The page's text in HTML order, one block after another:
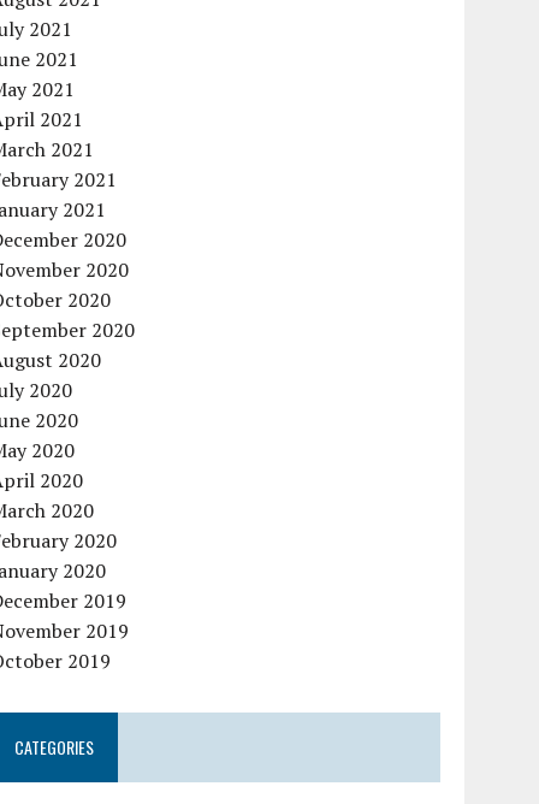
2021
2021
2021
2021
2021
2021
2021
2020
2020
2020
2020
2020
2020
2020
2020
2020
2020
2020
2020
2019
2019
2019
CATEGORIES